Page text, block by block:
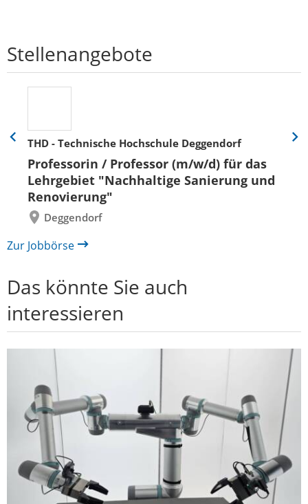
Stellenangebote
THD - Technische Hochschule Deggendorf
Professorin / Professor (m/w/d) für das
Lehrgebiet "Nachhaltige Sanierung und
Renovierung"
Deggendorf
Eine
zurück
Eine
Zur Jobbörse
Das könnte Sie auch
interessieren